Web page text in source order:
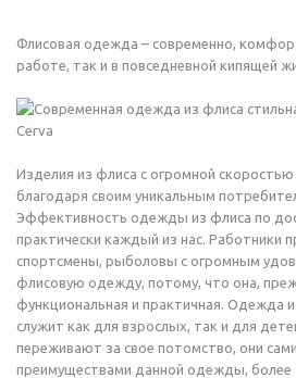
Флисовая одежда – современно,
работе, так и в повседневной кипящей
Изделия из флиса с огромной
благодаря своим уникальным
Эффективность одежды из флиса по
практически каждый из нас. Работники
спортсмены, рыболовы с огромным
флисовую одежду, потому, что она,
функциональная и практичная. Одежда
служит как для взрослых, так и для
переживают за свое потомство, они
преимуществами данной одежды, более